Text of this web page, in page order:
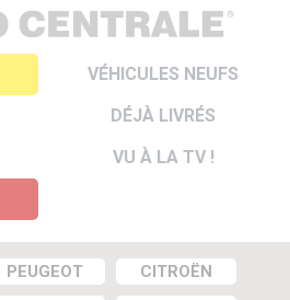
VÉHICULES NEUFS
DÉJÀ LIVRÉS
VU À LA TV !
PEUGEOT
CITROËN